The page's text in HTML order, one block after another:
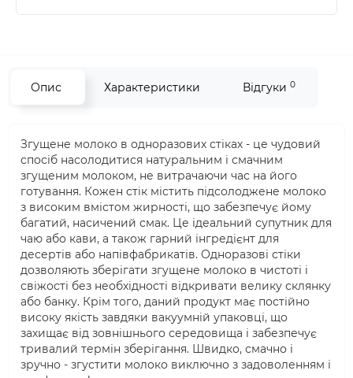
Опис Характеристики Відгуки 0
Згущене молоко в одноразових стіках - це чудовий
спосіб насолодитися натуральним і смачним
згущеним молоком, не витрачаючи час на його
готування. Кожен стік містить підсолоджене молоко
з високим вмістом жирності, що забезпечує йому
багатий, насичений смак. Це ідеальний супутник для
чаю або кави, а також гарний інгредієнт для
десертів або напівфабрикатів. Одноразові стіки
дозволяють зберігати згущене молоко в чистоті і
свіжості без необхідності відкривати велику склянку
або банку. Крім того, даний продукт має постійно
високу якість завдяки вакуумній упаковці, що
захищає від зовнішнього середовища і забезпечує
тривалий термін зберігання. Швидко, смачно і
зручно - згустити молоко виключно з задоволенням і